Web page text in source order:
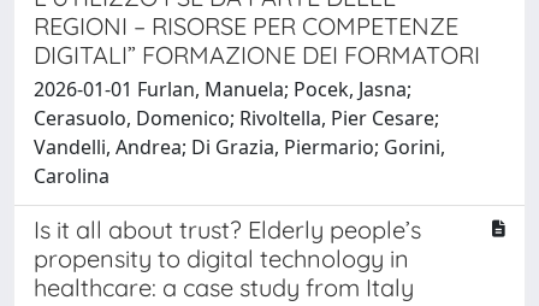
REGIONI – RISORSE PER COMPETENZE
DIGITALI” FORMAZIONE DEI FORMATORI
2026-01-01 Furlan, Manuela; Pocek, Jasna;
Cerasuolo, Domenico; Rivoltella, Pier Cesare;
Vandelli, Andrea; Di Grazia, Piermario; Gorini,
Carolina
Is it all about trust? Elderly people’s
propensity to digital technology in
healthcare: a case study from Italy